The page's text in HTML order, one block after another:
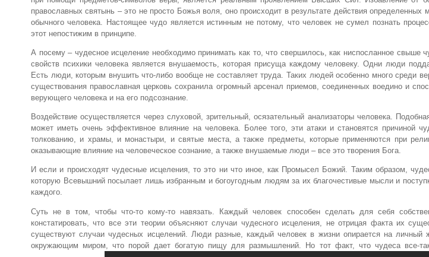
православных святынь – это не просто Божья воля, оно происходит в результате действия определенных
обычного человека. Настоящее чудо является истинным не потому, что человек не сумел познать
этот непостижим в принципе.
А посему – чудесное исцеление необходимо принимать как то, что свершилось, как ниспосланное свыше
свойств психики человека является внушаемость, которая присуща каждому человеку. Одни люди
Есть люди, которым внушить что-либо вообще не составляет труда. Таких людей особенно много среди
существования православная церковь сохранила огромный арсенал приемов, соединенных воедино и
верующего человека и на его подсознание.
Воздействие осуществляется через слуховой, зрительный, осязательный анализаторы человека.
может иметь очень эффективное влияние на человека. Более того, эти атаки и становятся причиной
толкованию, и храмы, и монастыри, и святые места, а также предметы, которые применяются при
оказывающие влияние на человеческое сознание, а также внушаемые люди – все это творения Бога.
И если и происходят чудесные исцеления, то это ни что иное, как Промысел Божий. Таким образом,
которую Всевышний посылает лишь избранным и богоугодным людям за их благочестивые мысли и
каждого.
Суть не в том, чтобы что-то кому-то навязать. Каждый человек способен сделать для себя
констатировать, что все эти теории объясняют случаи чудесного исцеления, не отрицая факта их
существуют случаи чудесных исцелений. Люди разные, каждый человек в жизни опирается на личный
окружающим миром, что порой дает богатую пищу для размышлений. Но тот факт, что чудеса все-